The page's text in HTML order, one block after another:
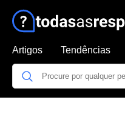
Artigos Tendências